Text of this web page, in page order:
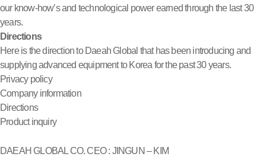
our know-how’s and technological power earned through the last 30
years.
Directions
Here is the direction to Daeah Global that has been introducing and
supplying advanced equipment to Korea for the past 30 years.
Privacy policy
Company information
Directions
Product inquiry
DAEAH GLOBAL CO. CEO : JINGUN – KIM